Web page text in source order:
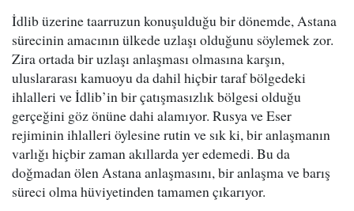
İdlib üzerine taarruzun konuşulduğu bir dönemde, Astana
sürecinin amacının ülkede uzlaşı olduğunu söylemek zor.
Zira ortada bir uzlaşı anlaşması olmasına karşın,
uluslararası kamuoyu da dahil hiçbir taraf bölgedeki
ihlalleri ve İdlib’in bir çatışmasızlık bölgesi olduğu
gerçeğini göz önüne dahi alamıyor. Rusya ve Eser
rejiminin ihlalleri öylesine rutin ve sık ki, bir anlaşmanın
varlığı hiçbir zaman akıllarda yer edemedi. Bu da
doğmadan ölen Astana anlaşmasını, bir anlaşma ve barış
süreci olma hüviyetinden tamamen çıkarıyor.